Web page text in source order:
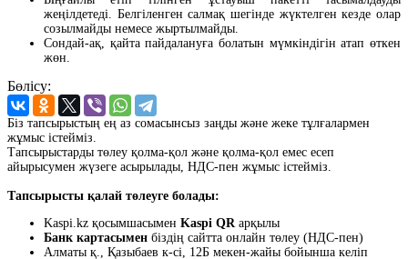
жеңілдетеді. Белгіленген салмақ шегінде жүктелген кезде олар
созылмайды немесе жыртылмайды.
Сондай-ақ, қайта пайдалануға болатын мүмкіндігін атап өткен
жөн.
Бөлісу:
Біз тапсырыстың ең аз сомасынсыз заңды және жеке тұлғалармен
жұмыс істейміз.
Тапсырыстарды төлеу қолма-қол және қолма-қол емес есеп
айырысумен жүзеге асырылады, НДС-пен жұмыс істейміз.
Тапсырысты қалай төлеуге болады:
Kaspi.kz қосымшасымен Kaspi QRарқылы
Банк картасымен біздің сайтта онлайн төлеу (НДС-пен)
Алматы қ., Қазыбаев к-сі, 12Б мекен-жайы бойынша келіп